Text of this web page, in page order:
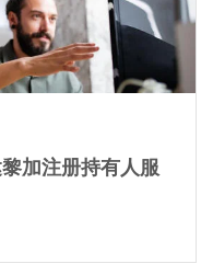
加注册持有人服